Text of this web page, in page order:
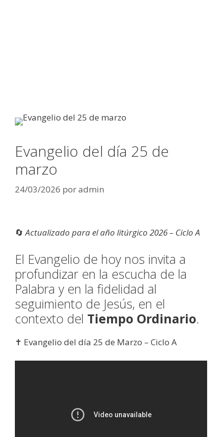
Evangelio del día 25 de
marzo
24/03/2026 poradmin
🔄Actualizado para el año litúrgico 2026 – Ciclo A
El Evangelio de hoy nos invita a
profundizar en la escucha de la
Palabra y en la fidelidad al
seguimiento de Jesús, en el
contexto del Tiempo Ordinario.
✝️ Evangelio del día 25 de Marzo – Ciclo A